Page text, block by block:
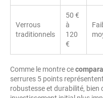
Verrous
traditionnels
50 €
à
120
€
Comme le montre ce
serrures 5 points
robustesse et durabilité, bien